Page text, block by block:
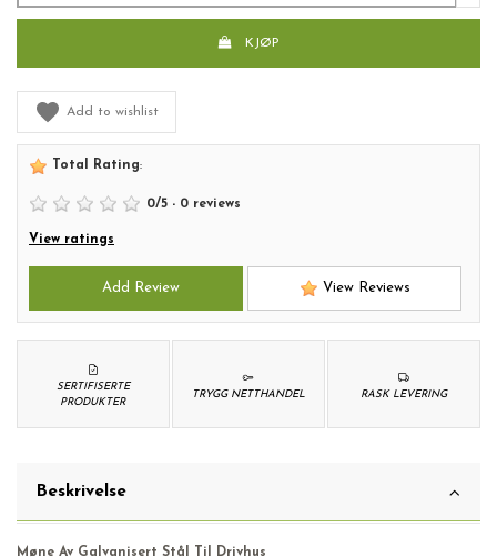
KJØP
Add to wishlist
Total Rating:
0/5 - 0 reviews
View ratings
Add Review View Reviews
RASK LEVERING
TRYGG NETTHANDEL
SERTIFISERTE
PRODUKTER
Beskrivelse
Møne Av Galvanisert Stål Til Drivhus